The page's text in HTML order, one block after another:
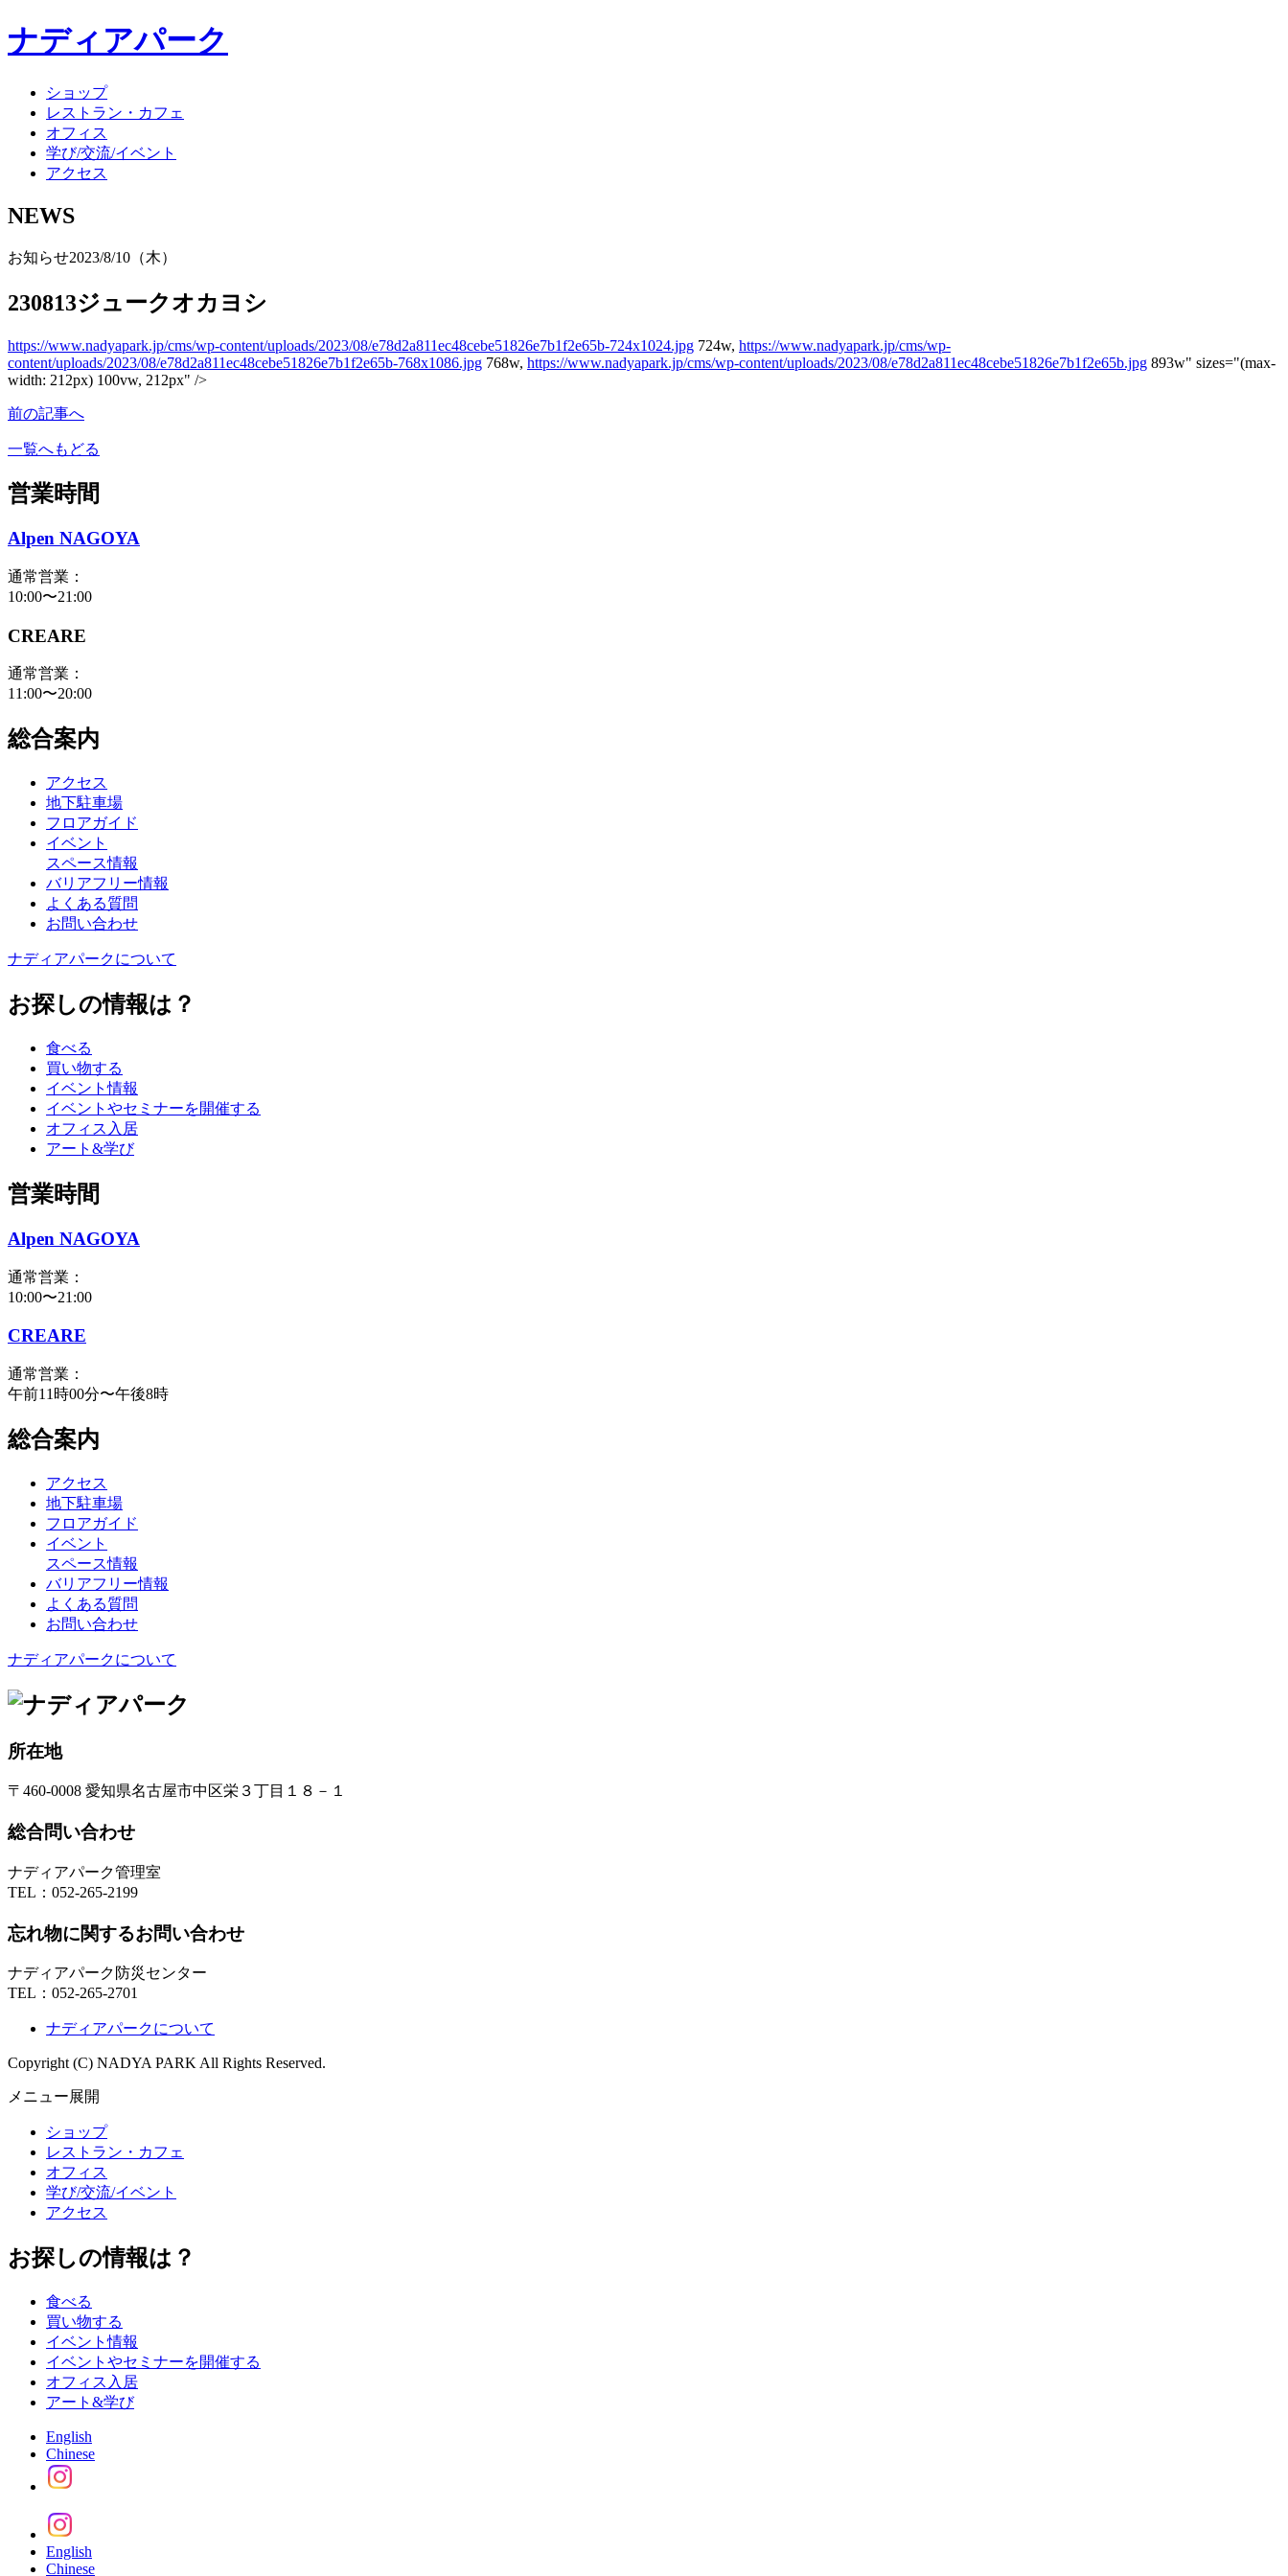
ナディアパーク
ショップ
レストラン・カフェ
オフィス
学び/交流/イベント
アクセス
NEWS
お知らせ2023/8/10（木）
230813ジュークオカヨシ
https://www.nadyapark.jp/cms/wp-content/uploads/2023/08/e78d2a811ec48cebe51826e7b1f2e65b-724x1024.jpg 724w, https://www.nadyapark.jp/cms/wp-
content/uploads/2023/08/e78d2a811ec48cebe51826e7b1f2e65b-768x1086.jpg 768w, https://www.nadyapark.jp/cms/wp-content/uploads/2023/08/e78d2a811ec48cebe51826e7b1f2e65b.jpg 893w" sizes="(max-
width: 212px) 100vw, 212px" />
前の記事へ
一覧へもどる
営業時間
Alpen NAGOYA
通常営業：
10:00〜21:00
CREARE
通常営業：
11:00〜20:00
総合案内
アクセス
地下駐車場
フロアガイド
イベント
スペース情報
バリアフリー情報
よくある質問
お問い合わせ
ナディアパークについて
お探しの情報は？
食べる
買い物する
イベント情報
イベントやセミナーを開催する
オフィス入居
アート&学び
営業時間
Alpen NAGOYA
通常営業：
10:00〜21:00
CREARE
通常営業：
午前11時00分〜午後8時
総合案内
アクセス
地下駐車場
フロアガイド
イベント
スペース情報
バリアフリー情報
よくある質問
お問い合わせ
ナディアパークについて
所在地
〒460-0008 愛知県名古屋市中区栄３丁目１８－１
総合問い合わせ
ナディアパーク管理室
TEL： 052-265-2199
忘れ物に関するお問い合わせ
ナディアパーク防災センター
TEL： 052-265-2701
ナディアパークについて
Copyright (C) NADYA PARK All Rights Reserved.
メニュー展開
ショップ
レストラン・カフェ
オフィス
学び/交流/イベント
アクセス
お探しの情報は？
食べる
買い物する
イベント情報
イベントやセミナーを開催する
オフィス入居
アート&学び
English
Chinese
English
Chinese